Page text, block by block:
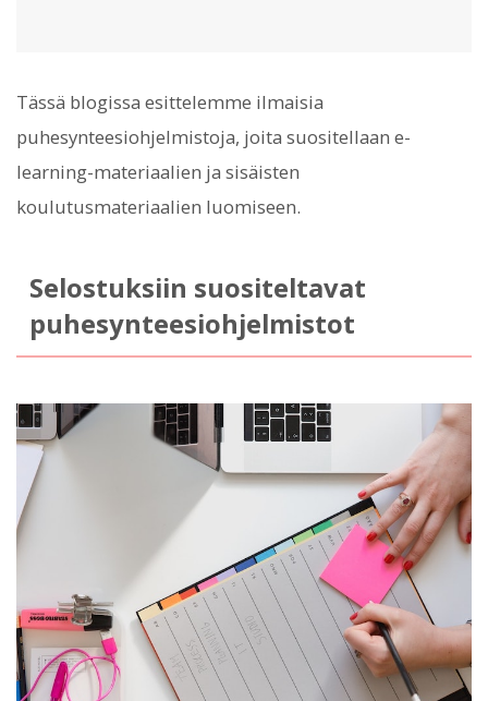
Tässä blogissa esittelemme ilmaisia
puhesynteesiohjelmistoja, joita suositellaan e-
learning-materiaalien ja sisäisten
koulutusmateriaalien luomiseen.
Selostuksiin suositeltavat
puhesynteesiohjelmistot